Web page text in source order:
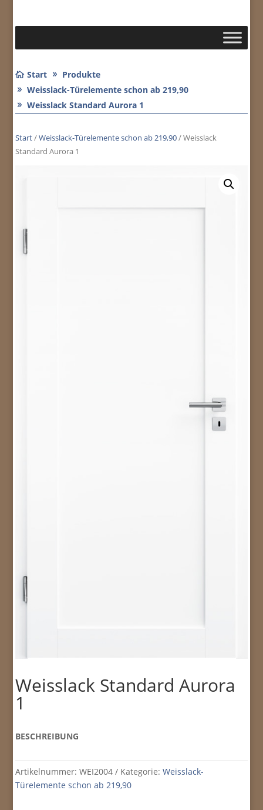
Start
Produkte
Weisslack-Türelemente schon ab 219,90
Weisslack Standard Aurora 1
Start/Weisslack-Türelemente schon ab 219,90/ Weisslack
Standard Aurora 1
Weisslack Standard Aurora
1
BESCHREIBUNG
Artikelnummer:WEI2004 Kategorie:Weisslack-
Türelemente schon ab 219,90